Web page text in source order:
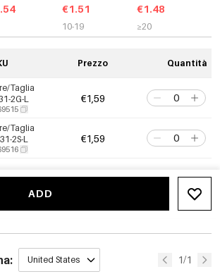
€1.51
10-19
€1.48
≥20
Prezzo Quantità
Taglia
2G-L
€1,59
Taglia
2S-L
€1,59
ADD
United States 1/1